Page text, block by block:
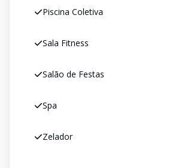
Piscina Coletiva
Sala Fitness
Salão de Festas
Spa
Zelador